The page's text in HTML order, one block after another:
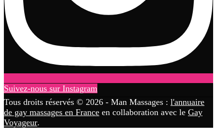
Suivez-nous sur Instagram
Tous droits réservés © 2026 - Man Massages : l'annuaire
de gay massages en France en collaboration avec le Gay
Voyageur.